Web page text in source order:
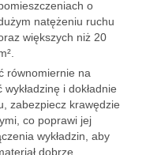
o
natężeniu ruchu
większych niż 20
równomiernie na
i dokładnie
zabezpiecz krawędzie
co poprawi jej
wykładzin, aby
dobrze